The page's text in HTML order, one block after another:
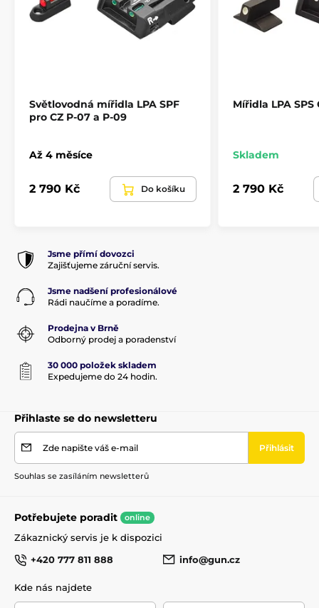
Světlovodná mířidla LPA SPF
pro CZ P-07 a P-09
Až 4 měsíce
2 790 Kč Do košíku
Mířidla LPA SPS
Skladem
2 790 Kč
Jsme přímí dovozci
Zajišťujeme záruční servis.
Jsme nadšení profesionálové
Rádi naučíme a poradíme.
Prodejna v Brně
Odborný prodej a poradenství
30 000 položek skladem
Expedujeme do 24 hodin.
Přihlaste se do newsletteru
Zde napište váš e-mail Přihlásit
Souhlas se zasíláním newsletterů
Potřebujete poradit online
Zákaznický servis je k dispozici
+420 777 811 888
info@gun.cz
Kde nás najdete